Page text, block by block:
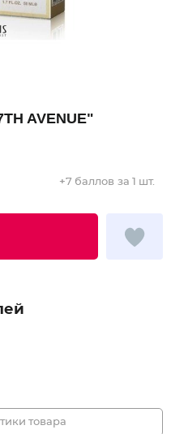
AVENUE"
+7 баллов за 1 шт.
товара